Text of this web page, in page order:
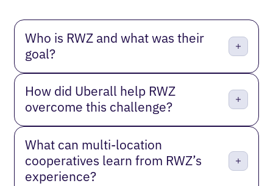
Who is RWZ and what was their
goal?
How did Uberall help RWZ
overcome this challenge?
What can multi-location
cooperatives learn from RWZ’s
experience?